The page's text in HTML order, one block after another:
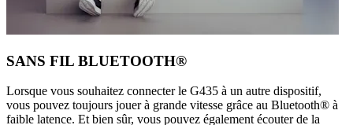
SANS FIL BLUETOOTH®
Lorsque vous souhaitez connecter le G435 à un autre dispositif,
vous pouvez toujours jouer à grande vitesse grâce au Bluetooth® à
faible latence. Et bien sûr, vous pouvez également écouter de la